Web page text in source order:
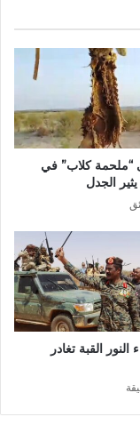
“ملحمة كلاب” في
الجدل
النور القبة تغادر